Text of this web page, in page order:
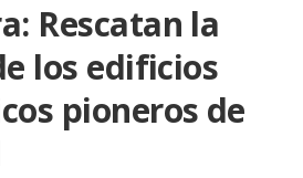
Rescatan la
los edificios
pioneros de